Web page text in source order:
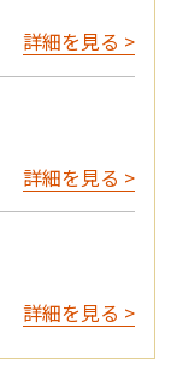
詳細を見る >
詳細を見る >
詳細を見る >